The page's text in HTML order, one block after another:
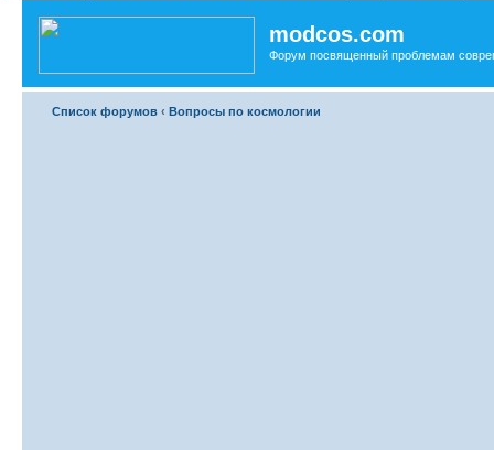
modcos.com
Форум посвященный проблемам
Список форумов ‹ Вопросы по космологии